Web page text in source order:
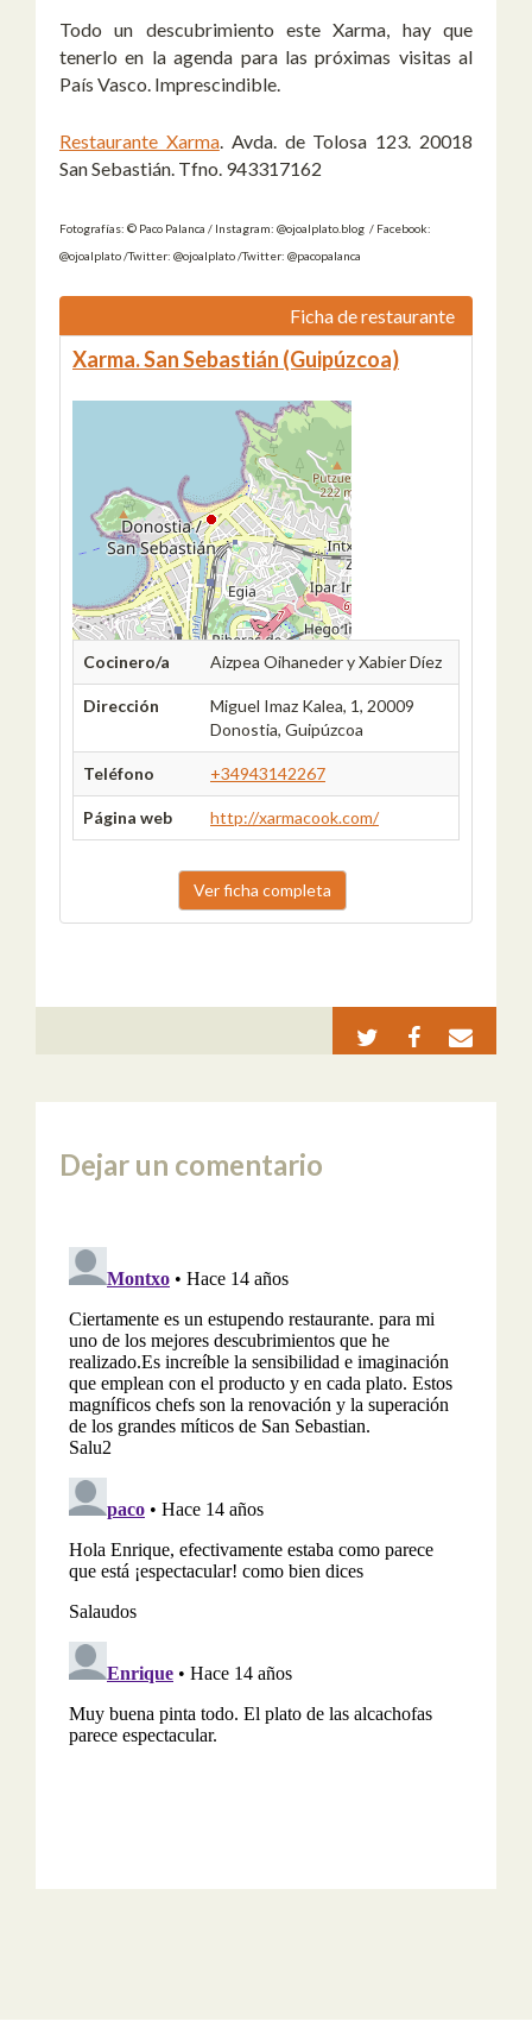
Todo un descubrimiento este Xarma, hay que
tenerlo en la agenda para las próximas visitas al
País Vasco. Imprescindible.
Restaurante Xarma. Avda. de Tolosa 123. 20018
San Sebastián. Tfno. 943317162
Fotografías: © Paco Palanca / Instagram: @ojoalplato.blog / Facebook:
@ojoalplato /Twitter: @ojoalplato /Twitter: @pacopalanca
Ficha de restaurante
Xarma. San Sebastián (Guipúzcoa)
Cocinero/a Aizpea Oihaneder y Xabier Díez
Dirección
Miguel Imaz Kalea, 1, 20009
Donostia, Guipúzcoa
Teléfono +34943142267
Página web http://xarmacook.com/
Ver ficha completa
Dejar un comentario